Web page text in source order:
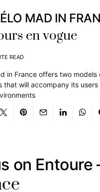
MAD IN
en vogue
READ
in France offers two models
that will accompany its
on Entoure